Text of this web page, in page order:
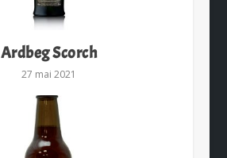
Ardbeg Scorch
27 mai 2021